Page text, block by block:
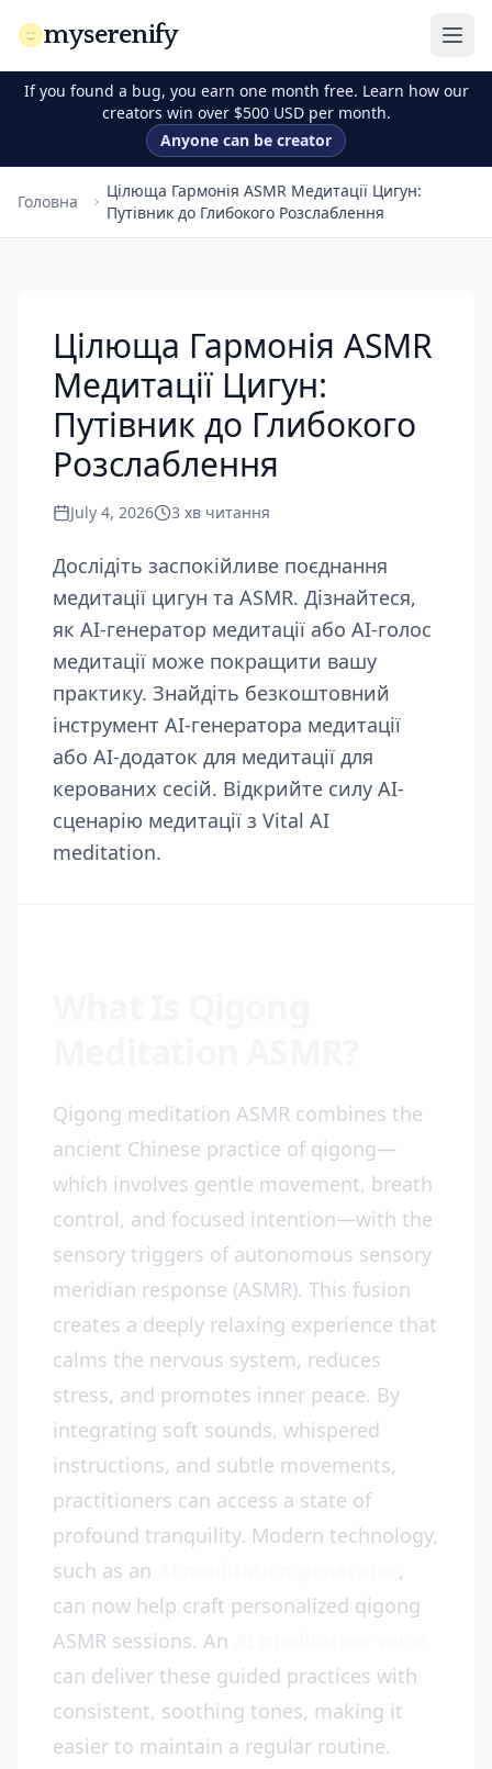
myserenify
If you found a bug, you earn one month free. Learn how our
creators win over $500 USD per month.
Anyone can be creator
Головна
Цілюща Гармонія ASMR Медитації Цигун:
Путівник до Глибокого Розслаблення
Цілюща Гармонія ASMR
Медитації Цигун:
Путівник до Глибокого
Розслаблення
July 4, 2026 3 хв читання
Дослідіть заспокійливе поєднання
медитації цигун та ASMR. Дізнайтеся,
як AI-генератор медитації або AI-голос
медитації може покращити вашу
практику. Знайдіть безкоштовний
інструмент AI-генератора медитації
або AI-додаток для медитації для
керованих сесій. Відкрийте силу AI-
сценарію медитації з Vital AI
meditation.
Qigong meditation ASMR combines the
ancient Chinese practice of qigong—
which involves gentle movement, breath
control, and focused intention—with the
sensory triggers of autonomous sensory
meridian response (ASMR). This fusion
creates a deeply relaxing experience that
calms the nervous system, reduces
stress, and promotes inner peace. By
integrating soft sounds, whispered
instructions, and subtle movements,
practitioners can access a state of
profound tranquility. Modern technology,
such as an
,
can now help craft personalized qigong
ASMR sessions. An
can deliver these guided practices with
consistent, soothing tones, making it
easier to maintain a regular routine.